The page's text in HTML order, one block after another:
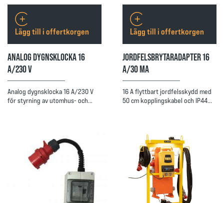
ANALOG DYGNSKLOCKA 16
A/230 V
Analog dygnsklocka 16 A/230 V
för styrning av utomhus- och…
Lägg till i offertkorgen
JORDFELSBRYTARADAPTER 16
A/30 MA
16 A flyttbart jordfelsskydd med
50 cm kopplingskabel och IP44…
Lägg till i offertkorgen